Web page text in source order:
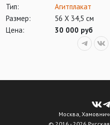
Тип:
Агитплакат
Размер:
56 Х 34,5 см
Цена:
30 000 руб
Москва,